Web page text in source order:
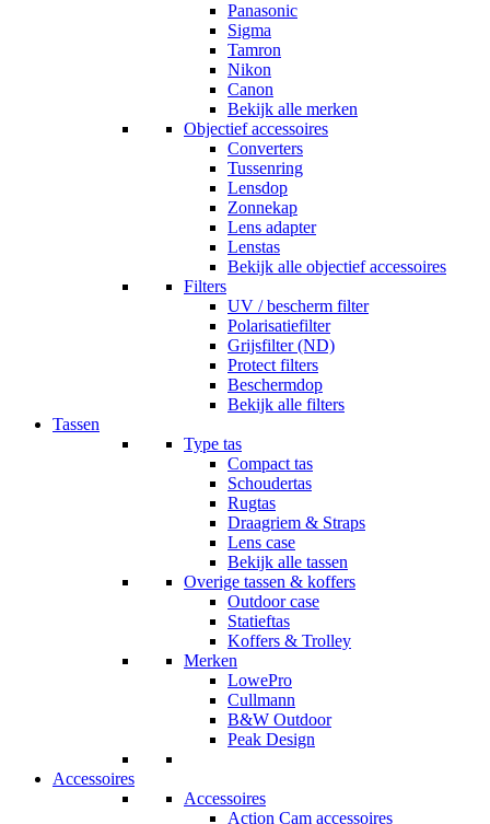
Panasonic
Sigma
Tamron
Nikon
Canon
Bekijk alle merken
Objectief accessoires
Converters
Tussenring
Lensdop
Zonnekap
Lens adapter
Lenstas
Bekijk alle objectief accessoires
Filters
UV / bescherm filter
Polarisatiefilter
Grijsfilter (ND)
Protect filters
Beschermdop
Bekijk alle filters
Tassen
Type tas
Compact tas
Schoudertas
Rugtas
Draagriem & Straps
Lens case
Bekijk alle tassen
Overige tassen & koffers
Outdoor case
Statieftas
Koffers & Trolley
Merken
LowePro
Cullmann
B&W Outdoor
Peak Design
Accessoires
Accessoires
Action Cam accessoires